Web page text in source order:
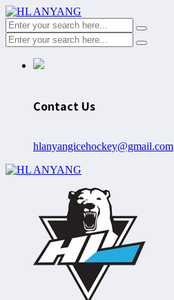
Contact Us
hlanyangicehockey@gmail.com